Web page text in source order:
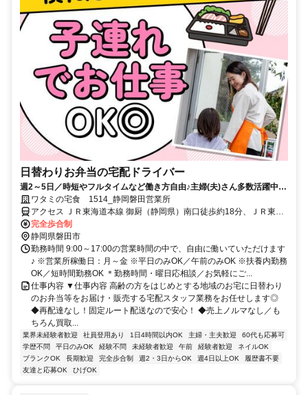
日替わりお弁当の宅配ドライバー
週2～5日／時短やフルタイムなど働き方自由♪主婦(夫)さん多数活躍中！
サポート体制バッチリなのでお子さんの行事でのお休みなども取りやす
い◎
ワタミの宅食 1514_静岡磐田営業所
アクセス ＪＲ東海道本線 御厨（静岡県）南口徒歩約18分、ＪＲ東海
道本線 磐田北口徒歩約26分、ＪＲ東海道本線 豊田町北口徒歩約61分
完全歩合制
静岡県磐田市
勤務時間 9:00～17:00の営業時間の中で、自由に働いていただけます
♪ ※営業所稼働日：月～金 ※平日のみOK／午前のみOK ※扶養内勤務
OK／短時間勤務OK ＊勤務時間・曜日応相談／お気軽にご...
仕事内容 ▼仕事内容 高齢の方をはじめとする地域のお宅に日替わり
のお弁当等をお届け・販売する宅配スタッフ業務をお任せします◎
◆再配達なし！固定ルート配送なので安心！ ◆売上ノルマなし／も
ちろん買取...
業界未経験者歓迎 社員登用あり 1日4時間以内OK 主婦・主夫歓迎
60代も応募可
学歴不問
平日のみOK 経験不問 未経験者歓迎 午前 経験者歓迎
ネイルOK
ブランクOK
長期歓迎 完全歩合制 週2・3日からOK 週4日以上OK
履歴書不要
友達と応募OK
ひげOK